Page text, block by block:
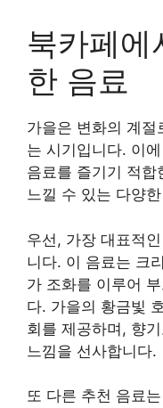
북카페에
한 음료
가을은 변화의 계
는 시기입니다. 이
음료를 즐기기 적합
느낄 수 있는 다양
우선, 가장 대표적
니다. 이 음료는 크
가 조화를 이루어
다. 가을의 황금빛
회를 제공하며, 향
느낌을 선사합니다.
또 다른 추천 음료